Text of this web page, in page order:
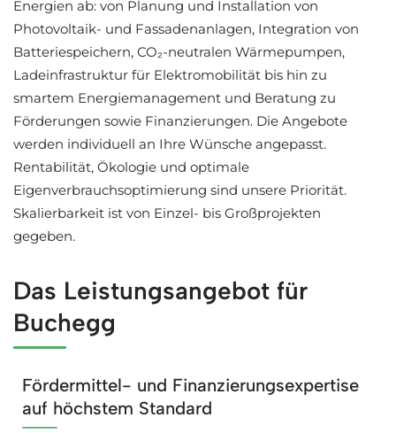
Energien ab: von Planung und Installation von
Photovoltaik- und Fassadenanlagen, Integration von
Batteriespeichern, CO₂-neutralen Wärmepumpen,
Ladeinfrastruktur für Elektromobilität bis hin zu
smartem Energiemanagement und Beratung zu
Förderungen sowie Finanzierungen. Die Angebote
werden individuell an Ihre Wünsche angepasst.
Rentabilität, Ökologie und optimale
Eigenverbrauchsoptimierung sind unsere Priorität.
Skalierbarkeit ist von Einzel- bis Großprojekten
gegeben.
Das Leistungsangebot für
Buchegg
Fördermittel- und Finanzierungsexpertise
auf höchstem Standard